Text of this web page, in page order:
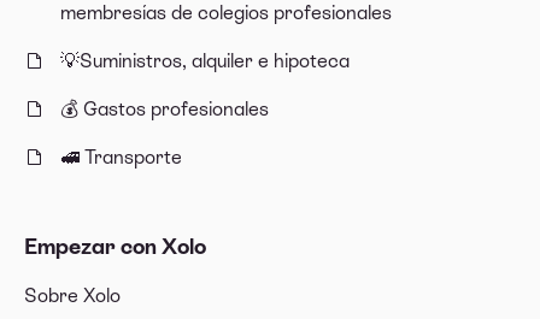
membresías de colegios profesionales
💡Suministros, alquiler e hipoteca
💰 Gastos profesionales
🚅 Transporte
Empezar con Xolo
Sobre Xolo